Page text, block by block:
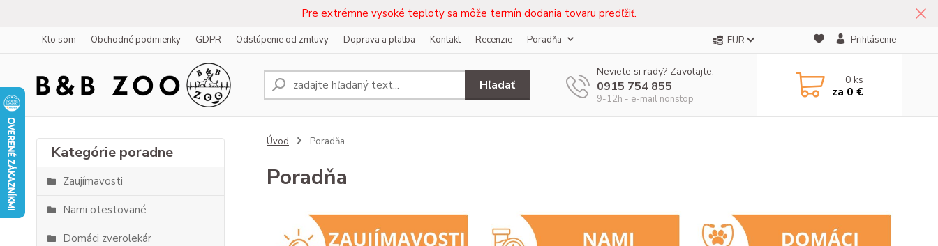
Pre extrémne vysoké teploty sa môže termín dodania tovaru predľžiť.
Kto som Obchodné podmienky GDPR Odstúpenie od zmluvy Doprava a platba Kontakt Recenzie Poradňa EUR Prihlásenie
Hľadať
Neviete si rady? Zavolajte.
0915 754 855
9-12h - e-mail nonstop
0ks
za 0 €
Zaujímavosti
Nami otestované
Domáci zverolekár
Úvod Poradňa
Poradňa